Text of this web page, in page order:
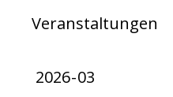
Veranstaltungen